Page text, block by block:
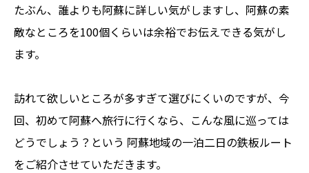
たぶん、誰よりも阿蘇に詳しい気がしますし、阿蘇の素
敵なところを100個くらいは余裕でお伝えできる気がし
ます。
訪れて欲しいところが多すぎて選びにくいのですが、今
回、初めて阿蘇へ旅行に行くなら、こんな風に巡っては
どうでしょう？という 阿蘇地域の一泊二日の鉄板ルート
をご紹介させていただきます。